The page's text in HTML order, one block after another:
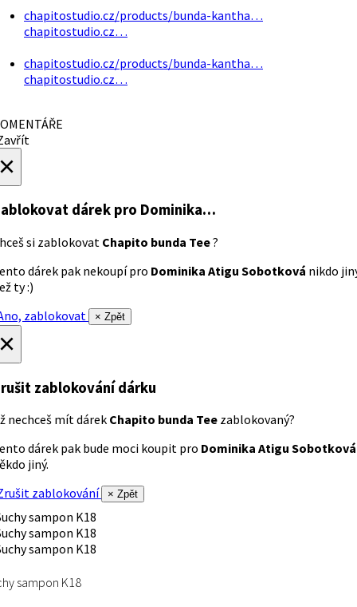
chapitostudio.cz/products/bunda-kantha…
chapitostudio.cz…
chapitostudio.cz/products/bunda-kantha…
chapitostudio.cz…
dárek pro Dominika…
si zablokovat Chapito bunda Tee?
dárek pak nekoupí pro Dominika Atigu Sobotková nikdo
ty :)
zablokovat
× Zpět
zablokování dárku
nechceš mít dárek Chapito bunda Tee zablokovaný?
dárek pak bude moci koupit pro Dominika Atigu Sobotková
jiný.
zablokování
× Zpět
sampon K18